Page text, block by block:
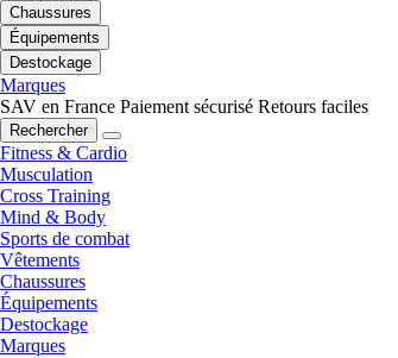
Chaussures
Équipements
Destockage
Marques
SAV en France Paiement sécurisé Retours faciles
Rechercher
Fitness & Cardio
Musculation
Cross Training
Mind & Body
Sports de combat
Vêtements
Chaussures
Équipements
Destockage
Marques